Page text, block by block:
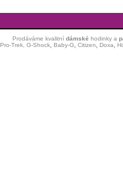
Prodáváme kvalitní dámské hodinkya
Pro-Trek, G-Shock, Baby-G Citizen Doxa